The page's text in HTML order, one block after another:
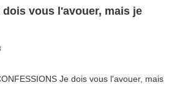
dois vous l'avouer, mais je